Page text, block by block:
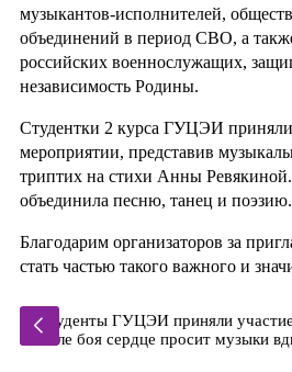
музыкантов-исполнителей,
объединений в период СВО, а
российских военнослужащих,
независимость Родины.
Студентки 2 курса ГУЦЭИ приняли
мероприятии, представив
триптих на стихи Анны
объединила песню, танец и поэзию.
Благодарим организаторов за
стать частью такого важного и